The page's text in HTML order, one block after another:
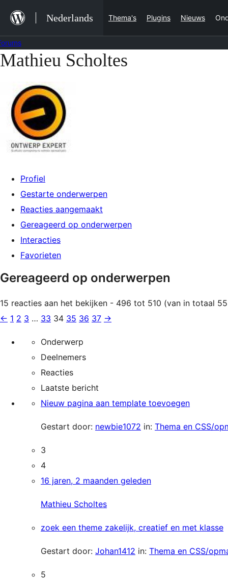
naar
de
inhoud
Nederlands Thema's Plugins Nieuws
Ga
inhoud
Mathieu Scholtes
Profiel
Gestarte onderwerpen
Reacties aangemaakt
Gereageerd op onderwerpen
Interacties
Favorieten
Gereageerd op onderwerpen
15 reacties aan het bekijken - 496 tot 510 (van in totaal
← 1 2 3 … 33 34 35 36 37 →
Onderwerp
Deelnemers
Reacties
Laatste bericht
Nieuw pagina aan template toevoegen
Gestart door: newbie1072 in: Thema en CSS/
3
4
16 jaren, 2 maanden geleden
Mathieu Scholtes
zoek een theme zakelijk, creatief en met klasse
Gestart door: Johan1412 in: Thema en CSS/
5